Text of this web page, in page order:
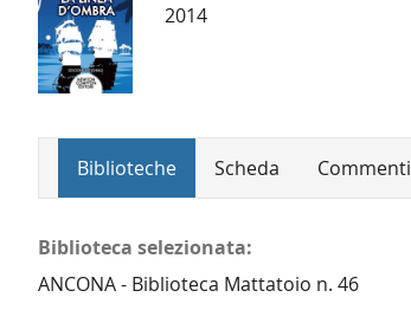
documento
2014
Biblioteche Scheda Commenti
Biblioteca selezionata:
ANCONA - Biblioteca Mattatoio n. 46